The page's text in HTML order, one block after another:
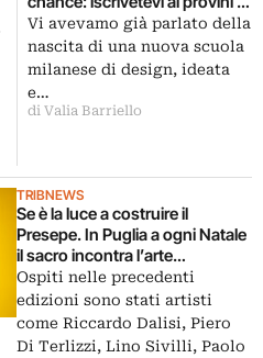
Tam Tam, prima scuola di
design completamente
gratuita, avete tempo fino al 31
dicembre…
Vi avevamo già parlato della
nascita di una nuova scuola
milanese di design, ideata
e…
di Valia Barriello
TRIBNEWS
Se è la luce a costruire il
Presepe. In Puglia a ogni Natale
il sacro incontra l’arte
contemporanea: quest’anno
tocca a Marinella Senatore, qui
ci sono un po’ di foto…
Ospiti nelle precedenti
edizioni sono stati artisti
come Riccardo Dalisi, Piero
Di Terlizzi, Lino Sivilli, Paolo